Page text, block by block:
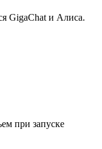
GigaChat и Алиса.
при запуске